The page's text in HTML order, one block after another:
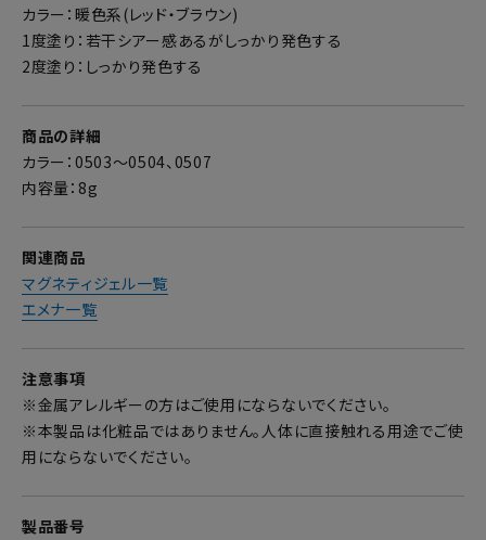
カラー：暖色系(レッド・ブラウン)
1度塗り：若干シアー感あるがしっかり発色する
2度塗り：しっかり発色する
商品の詳細
カラー：0503～0504、0507
内容量：8g
関連商品
マグネティジェル一覧
エメナ一覧
注意事項
※金属アレルギーの方はご使用にならないでください。
※本製品は化粧品ではありません。人体に直接触れる用途でご使
用にならないでください。
製品番号